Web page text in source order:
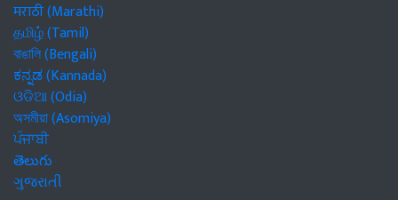
मराठी (Marathi)
தமிழ் (Tamil)
বাঙালি (Bengali)
ಕನ್ನಡ (Kannada)
ଓଡିଆ (Odia)
অসমীয়া (Asomiya)
ਪੰਜਾਬੀ
తెలుగు
ગુજરાતી